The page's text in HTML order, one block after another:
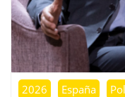
2026 España